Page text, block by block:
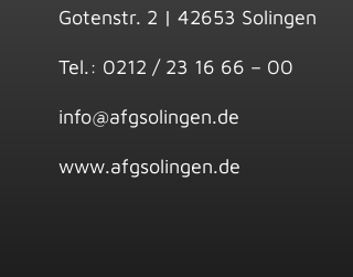
Gotenstr. 2 | 42653 Solingen
Tel.: 0212 / 23 16 66 – 00
info@afgsolingen.de
www.afgsolingen.de